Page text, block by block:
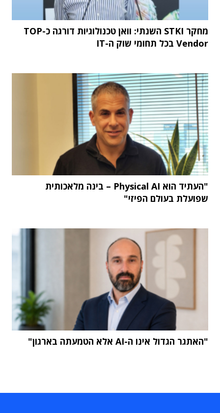
מחקר STKI השנתי: וואן טכנולוגיות דורגה כ-TOP
Vendor בכל תחומי שוק ה-IT
"העתיד הוא Physical AI – בינה מלאכותית
שפועלת בעולם הפיזי"
"האתגר הגדול אינו ה-AI אלא הטמעתה בארגון"